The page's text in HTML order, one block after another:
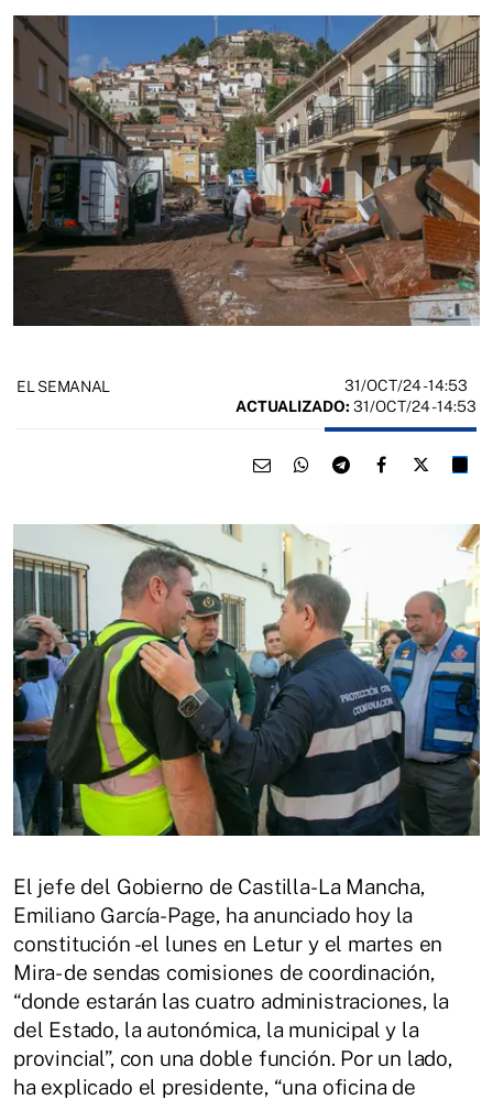
EL SEMANAL 31/OCT/24- 14:53
ACTUALIZADO: 31/OCT/24 - 14:53
El jefe del Gobierno de Castilla-La Mancha,
Emiliano García-Page, ha anunciado hoy la
constitución -el lunes en Letur y el martes en
Mira- de sendas comisiones de coordinación,
“donde estarán las cuatro administraciones, la
del Estado, la autonómica, la municipal y la
provincial”, con una doble función. Por un lado,
ha explicado el presidente, “una oficina de